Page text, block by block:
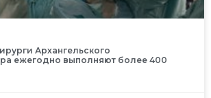
Архангельского
ежегодно выполняют более 400